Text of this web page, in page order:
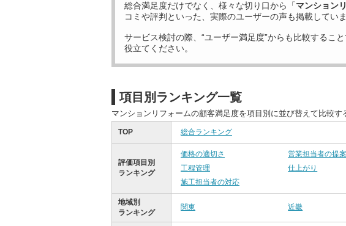
総合満足度だけでなく、様々な切り口から「マンション
コミや評判といった、実際のユーザーの声も掲載していま
サービス検討の際、“ユーザー満足度”からも比較すること
役立てください。
項目別ランキング一覧
マンションリフォームの顧客満足度を項目別に並び替えて比較す
TOP 総合ランキング
評価項目別
ランキング
価格の適切さ 営業担当者の提
工程管理
仕上がり
施工担当者の対応
地域別
ランキング
関東 近畿